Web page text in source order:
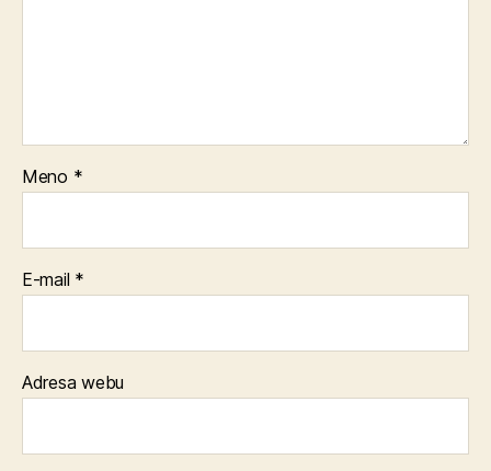
Meno *
E-mail *
Adresa webu